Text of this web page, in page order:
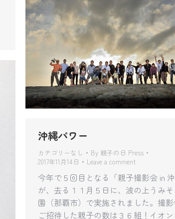
沖縄パワー
カテゴリーなし By 親子の日 Press
2017年11月14日
Leave a comment
今年で５回目となる「親子撮影会 in 沖
が、去る１１月５日に、波の上うみ
園（那覇市）で実施されました。撮影
ご招待した親子の数は３６組！イオン